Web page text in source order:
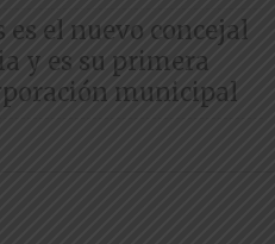
es el nuevo concejal
y es su primera
municipal